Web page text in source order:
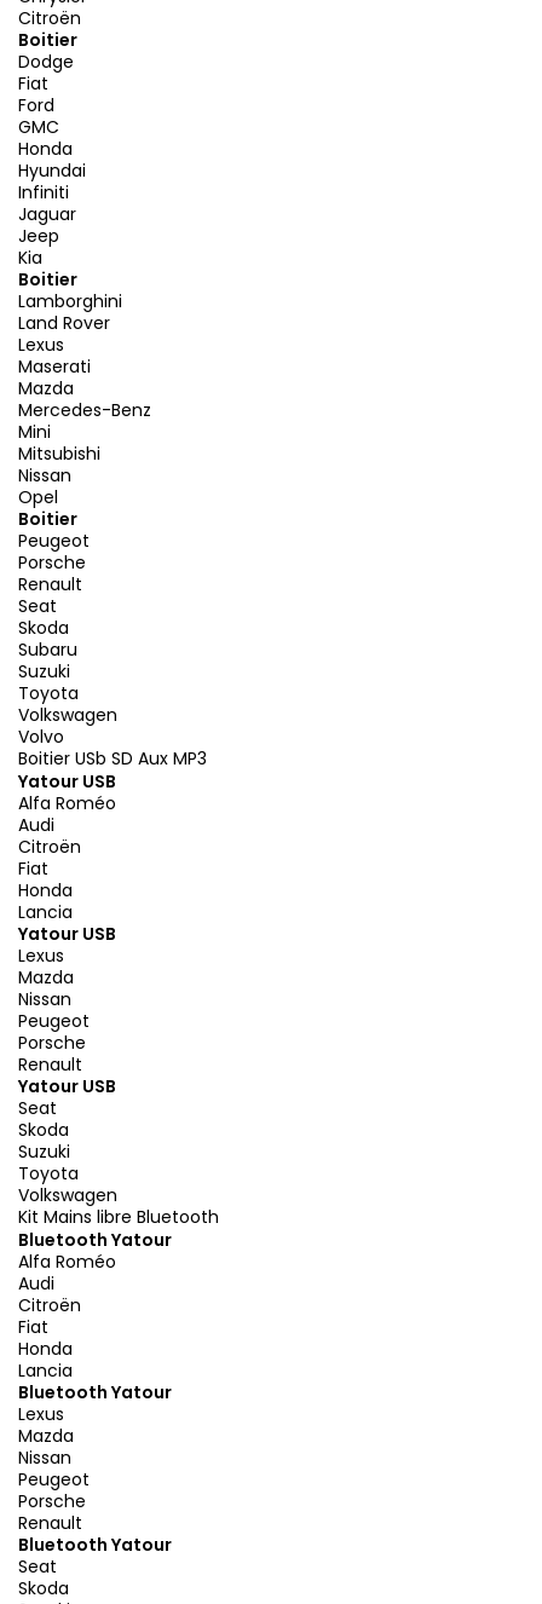
Citroën
Boitier
Dodge
Fiat
Ford
GMC
Honda
Hyundai
Infiniti
Jaguar
Jeep
Kia
Boitier
Lamborghini
Land Rover
Lexus
Maserati
Mazda
Mercedes-Benz
Mini
Mitsubishi
Nissan
Opel
Boitier
Peugeot
Porsche
Renault
Seat
Skoda
Subaru
Suzuki
Toyota
Volkswagen
Volvo
Boitier USb SD Aux MP3
Yatour USB
Alfa Roméo
Audi
Citroën
Fiat
Honda
Lancia
Yatour USB
Lexus
Mazda
Nissan
Peugeot
Porsche
Renault
Yatour USB
Seat
Skoda
Suzuki
Toyota
Volkswagen
Kit Mains libre Bluetooth
Bluetooth Yatour
Alfa Roméo
Audi
Citroën
Fiat
Honda
Lancia
Bluetooth Yatour
Lexus
Mazda
Nissan
Peugeot
Porsche
Renault
Bluetooth Yatour
Seat
Skoda